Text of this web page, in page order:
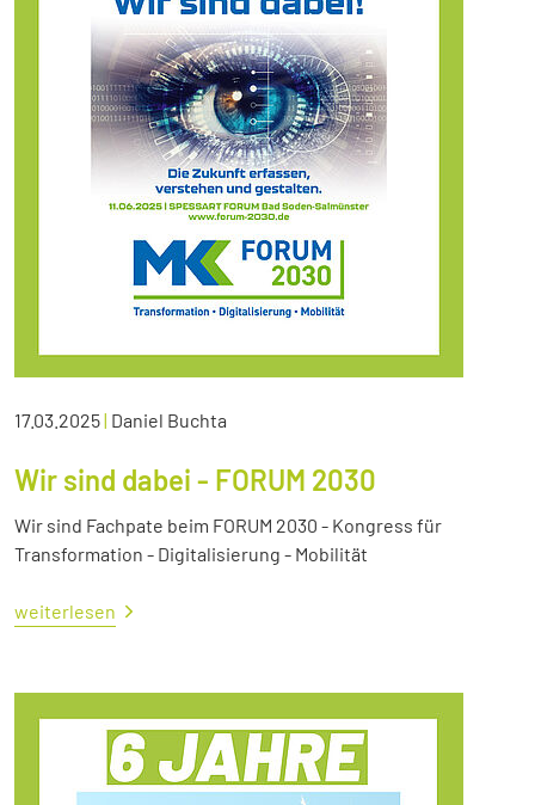
17.03.2025| Daniel Buchta
Wir sind dabei - FORUM 2030
Wir sind Fachpate beim FORUM 2030 - Kongress für
Transformation - Digitalisierung - Mobilität
weiterlesen